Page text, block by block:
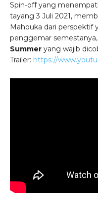
Spin-off yang
tayang 3 Juli 2021,
Mahouka dari perspektif
penggemar semestanya,
Summer yang wajib
Trailer: https://